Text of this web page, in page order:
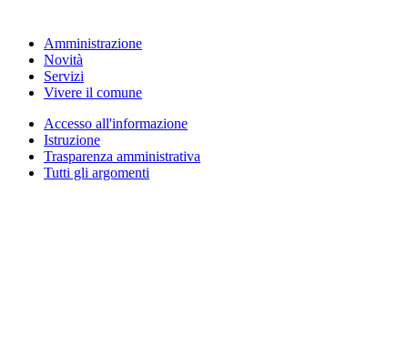
Amministrazione
Novità
Servizi
Vivere il comune
Accesso all'informazione
Istruzione
Trasparenza amministrativa
Tutti gli argomenti